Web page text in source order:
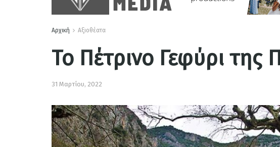
Αρχική Αξιοθέατα
Το Πέτρινο Γεφύρι της
31 Μαρτίου, 2022